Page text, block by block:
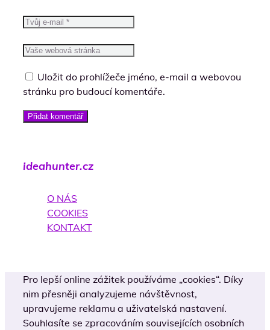
Uložit do prohlížeče jméno, e-mail a webovou
stránku pro budoucí komentáře.
Přidat komentář
ideahunter.cz
O NÁS
COOKIES
KONTAKT
Pro lepší online zážitek používáme „cookies“. Díky
nim přesněji analyzujeme návštěvnost,
upravujeme reklamu a uživatelská nastavení.
Souhlasíte se zpracováním souvisejících osobních